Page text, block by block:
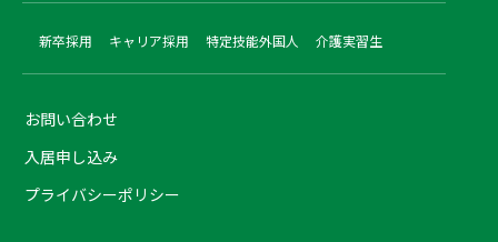
新卒採用 キャリア採用 特定技能外国人 介護実習生
お問い合わせ
入居申し込み
プライバシーポリシー